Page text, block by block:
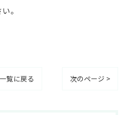
。
一覧に戻る 次のページ >